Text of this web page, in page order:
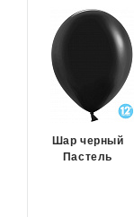
Шар черный
Пастель